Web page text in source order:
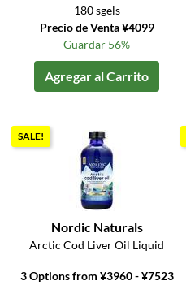
180 sgels
Precio de Venta ¥4099
Guardar 56%
Agregar al Carrito
SALE!
Nordic Naturals
Arctic Cod Liver Oil Liquid
3 Options from ¥3960 - ¥7523